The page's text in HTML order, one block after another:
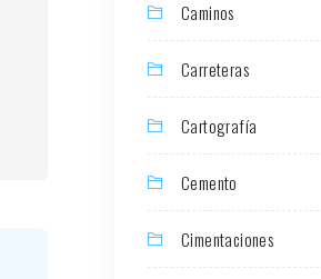
Caminos
Carreteras
Cartografía
Cemento
Cimentaciones